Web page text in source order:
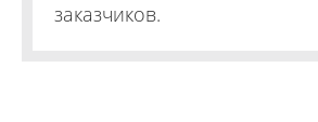
заказчиков.